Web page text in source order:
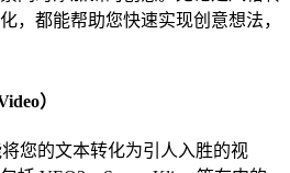
，都能帮助您快速实现创意想法，
）
您的文本转化为引人入胜的视